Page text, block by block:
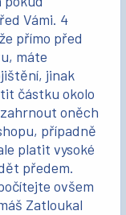
Vámi. 4
přímo před
máte
jinak
částku okolo
oněch
případně
platit vysoké
předem.
ovšem
Zatloukal